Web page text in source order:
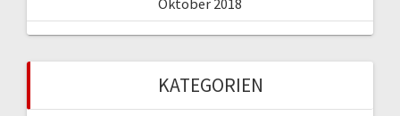
KATEGORIEN